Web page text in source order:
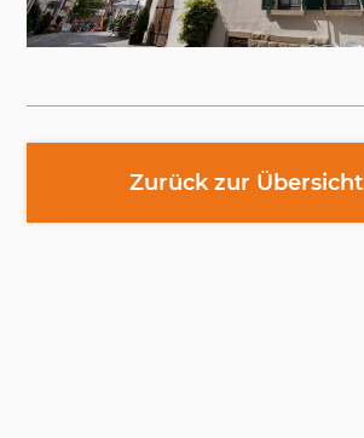
Zurück zur Übersicht